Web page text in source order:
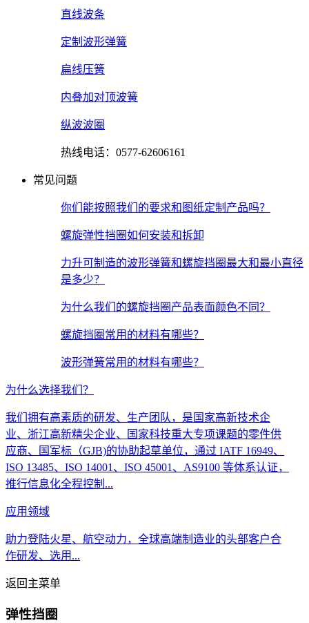
直线波条
定制波形弹簧
扁线压簧
内叠加对顶波簧
纵波波圈
热线电话：0577-62606161
常见问题
你们能按照我们的要求和图纸定制产品吗？
螺旋弹性挡圈如何安装和拆卸
力升可制造的波形弹簧和螺旋挡圈最大和最小直径
是多少？
为什么我们的螺旋挡圈产品表面颜色不同？
螺旋挡圈常用的材料有哪些？
波形弹簧常用的材料有哪些？
为什么选择我们？
我们拥有高素质的研发、生产团队，是国家高新技术企
业、浙江高新精尖企业、国家科技重大专项课题的零件供
应商、国军标（GJB)的协助起草单位，通过 IATF 16949、
ISO 13485、ISO 14001、ISO 45001、AS9100 等体系认证，
推行信息化全程控制...
应用领域
助力登陆火星、航空动力，全球高端制造业的头部客户合
作研发、选用...
返回主菜单
弹性挡圈